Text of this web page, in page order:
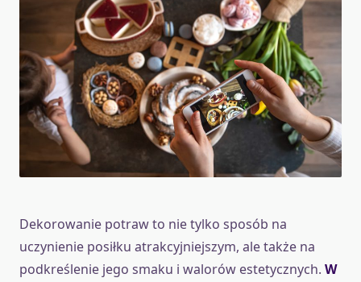
Dekorowanie potraw to nie tylko sposób na
uczynienie posiłku atrakcyjniejszym, ale także na
podkreślenie jego smaku i walorów estetycznych. W